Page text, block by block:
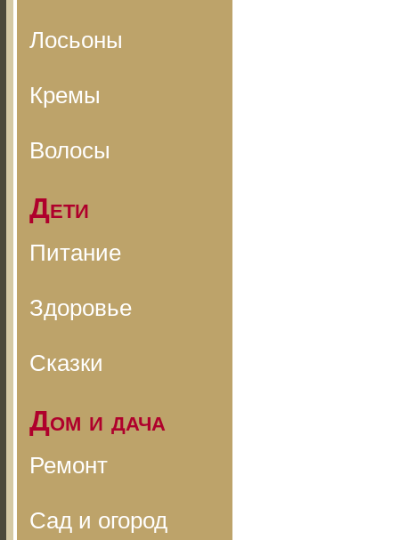
Лосьоны
Кремы
Волосы
Дети
Питание
Здоровье
Сказки
Дом и дача
Ремонт
Сад и огород